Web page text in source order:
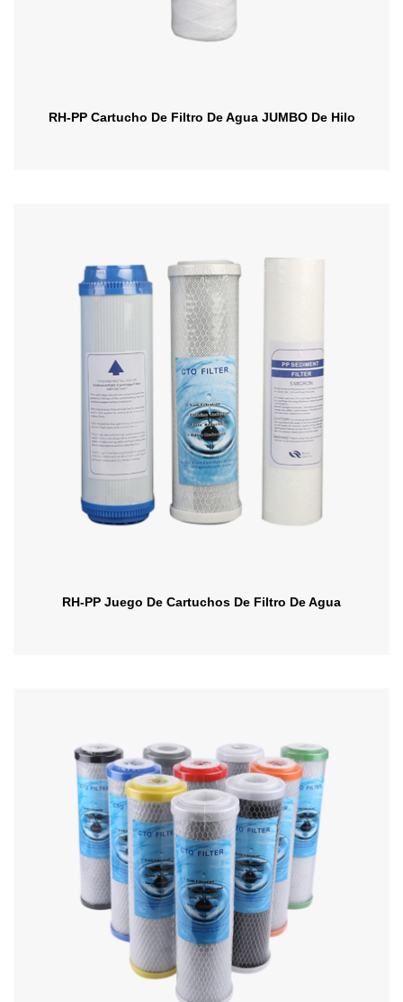
RH-PP Cartucho De Filtro De Agua JUMBO De Hilo
RH-PP Juego De Cartuchos De Filtro De Agua